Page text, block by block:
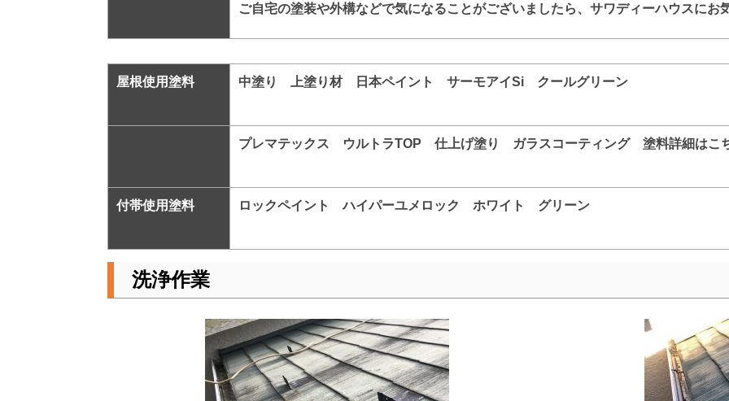
ご自宅の塗装や外構などで気になることがございましたら、サワディーハウスにお
屋根使用塗料 中塗り 上塗り材 日本ペイント サーモアイSi クールグリーン
プレマテックス ウルトラTOP 仕上げ塗り ガラスコーティング 塗料詳細はこ
付帯使用塗料 ロックペイント ハイパーユメロック ホワイト グリーン
洗浄作業